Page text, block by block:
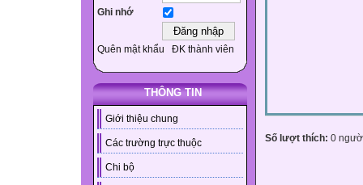
Ghi nhớ
Quên mật khẩu ĐK thành viên
THÔNG TIN
Giới thiệu chung
Các trường trực thuộc
Chi bộ
Số lượt thích: 0